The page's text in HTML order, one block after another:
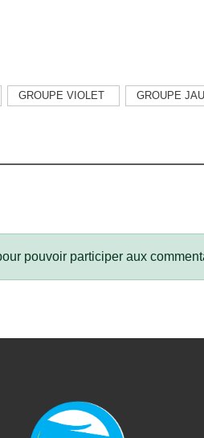
GROUPE VIOLET GROUPE
pouvoir participer aux